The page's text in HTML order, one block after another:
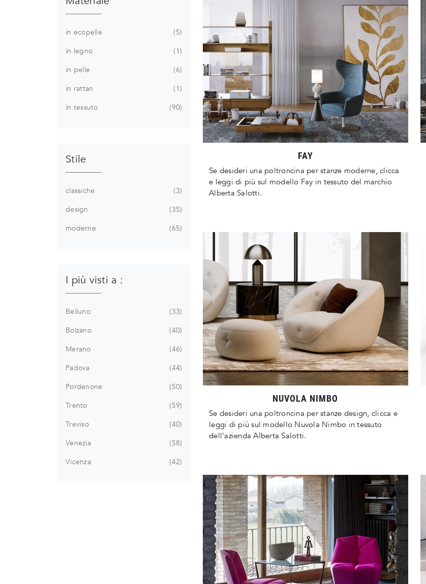
FAY
Se desideri una poltroncina per stanze moderne, clicca
e leggi di più sul modello Fay in tessuto del marchio
Alberta Salotti.
NUVOLA NIMBO
Se desideri una poltroncina per stanze design, clicca e
leggi di più sul modello Nuvola Nimbo in tessuto
dell'azienda Alberta Salotti.
in ecopelle
5
in legno
1
in pelle
6
in rattan
1
in tessuto
90
Stile
classiche
3
design
35
moderne
65
I più visti a :
Belluno
33
Bolzano
40
Merano
46
Padova
44
Pordenone
50
Trento
59
Treviso
40
Venezia
58
Vicenza
42